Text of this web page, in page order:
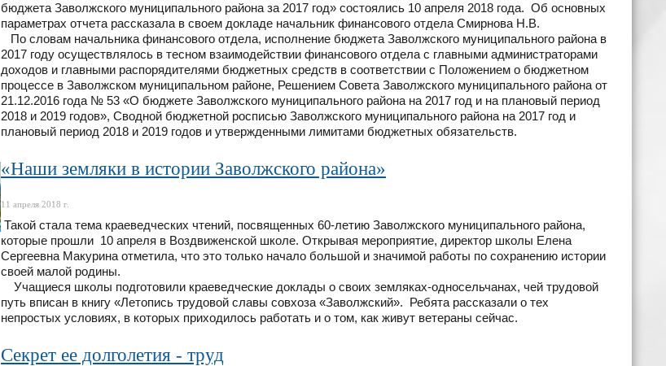
бюджета Заволжского муниципального района за 2017 год» состоялись 10 апреля 2018 года. Об основных
параметрах отчета рассказала в своем докладе начальник финансового отдела Смирнова Н.В.
По словам начальника финансового отдела, исполнение бюджета Заволжского муниципального района в
2017 году осуществлялось в тесном взаимодействии финансового отдела с главными администраторами
доходов и главными распорядителями бюджетных средств в соответствии с Положением о бюджетном
процессе в Заволжском муниципальном районе, Решением Совета Заволжского муниципального района от
21.12.2016 года № 53 «О бюджете Заволжского муниципального района на 2017 год и на плановый период
2018 и 2019 годов», Сводной бюджетной росписью Заволжского муниципального района на 2017 год и
плановый период 2018 и 2019 годов и утвержденными лимитами бюджетных обязательств.
«Наши земляки в истории Заволжского района»
11 апреля 2018 г.
Такой стала тема краеведческих чтений, посвященных 60-летию Заволжского муниципального района,
которые прошли 10 апреля в Воздвиженской школе. Открывая мероприятие, директор школы Елена
Сергеевна Макурина отметила, что это только начало большой и значимой работы по сохранению истории
своей малой родины.
Учащиеся школы подготовили краеведческие доклады о своих земляках-односельчанах, чей трудовой
путь вписан в книгу «Летопись трудовой славы совхоза «Заволжский». Ребята рассказали о тех
непростых условиях, в которых приходилось работать и о том, как живут ветераны сейчас.
Секрет ее долголетия - труд